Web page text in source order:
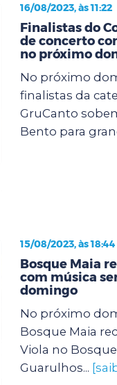
16/08/2023, às 11:22
Finalistas do
de concerto
no próximo
No próximo
finalistas da
GruCanto
Bento para
15/08/2023, às 18:44
Bosque Maia
com música
domingo
No próximo
Bosque Maia
Viola no
Guarulhos...